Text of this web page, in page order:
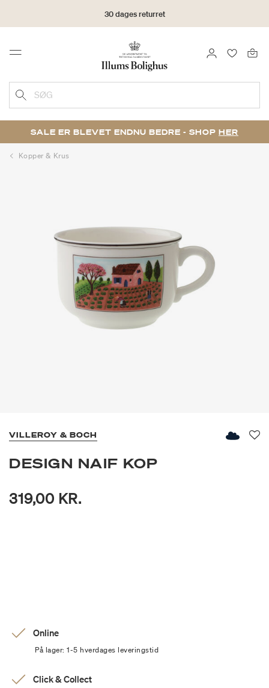
30 dages returret
Menu LOG IND
SØG
SALE ER BLEVET ENDNU BEDRE - SHOP HER
Kopper & Krus
VILLEROY & BOCH
DESIGN NAIF KOP
319,00 KR.
Online
På lager: 1-5 hverdages leveringstid
Click & Collect